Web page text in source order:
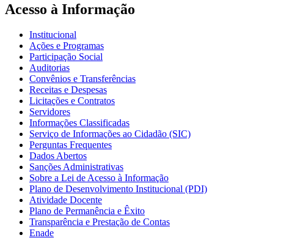
Acesso à Informação
Institucional
Ações e Programas
Participação Social
Auditorias
Convênios e Transferências
Receitas e Despesas
Licitações e Contratos
Servidores
Informações Classificadas
Serviço de Informações ao Cidadão (SIC)
Perguntas Frequentes
Dados Abertos
Sanções Administrativas
Sobre a Lei de Acesso à Informação
Plano de Desenvolvimento Institucional (PDI)
Atividade Docente
Plano de Permanência e Êxito
Transparência e Prestação de Contas
Enade